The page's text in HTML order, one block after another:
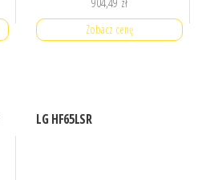
Zobacz cenę
LG HF65LSR